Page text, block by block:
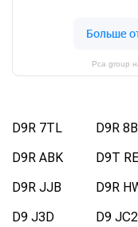
Pca group
D9R 7TL D9R
D9R ABK
D9T
D9R JJB
D9R
D9 J3D
D9 JC2